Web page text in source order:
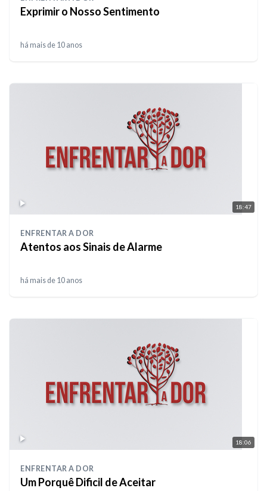
Exprimir o Nosso Sentimento
há mais de 10 anos
18:47
ENFRENTAR A DOR
Atentos aos Sinais de Alarme
há mais de 10 anos
18:06
ENFRENTAR A DOR
Um Porquê Dificil de Aceitar